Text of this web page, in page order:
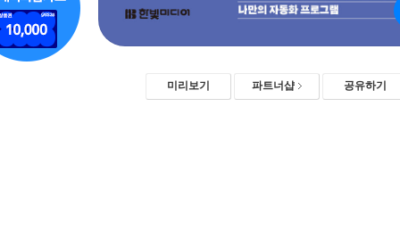
미리보기 파트너샵 공유하기